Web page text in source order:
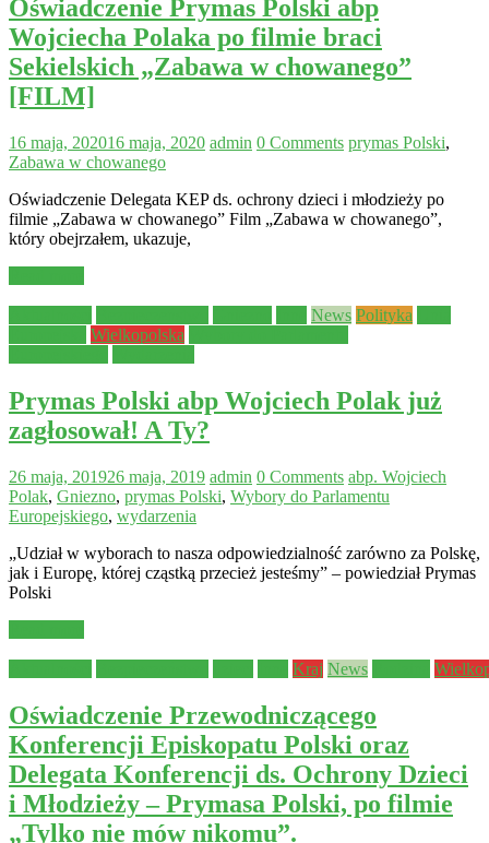
Oświadczenie Prymas Polski abp
Wojciecha Polaka po filmie braci
Sekielskich „Zabawa w chowanego”
[FILM]
16 maja, 202016 maja, 2020 admin 0 Comments prymas Polski,
Zabawa w chowanego
Oświadczenie Delegata KEP ds. ochrony dzieci i młodzieży po
filmie „Zabawa w chowanego” Film „Zabawa w chowanego”,
który obejrzałem, ukazuje,
News Polityka
Wielkopolska
Prymas Polski abp Wojciech Polak już
zagłosował! A Ty?
26 maja, 201926 maja, 2019 admin 0 Comments abp. Wojciech
Polak, Gniezno, prymas Polski, Wybory do Parlamentu
Europejskiego, wydarzenia
„Udział w wyborach to nasza odpowiedzialność zarówno za Polskę,
jak i Europę, której cząstką przecież jesteśmy” – powiedział Prymas
Polski
Kraj News
Oświadczenie Przewodniczącego
Konferencji Episkopatu Polski oraz
Delegata Konferencji ds. Ochrony Dzieci
i Młodzieży – Prymasa Polski, po filmie
„Tylko nie mów nikomu”.